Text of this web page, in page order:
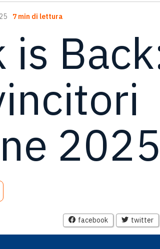
7 min di lettura
is
2025
facebook twitter